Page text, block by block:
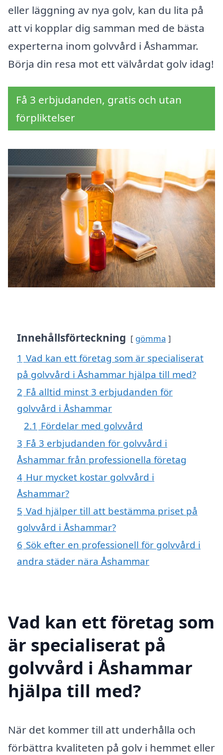
eller läggning av nya golv, kan du lita på
att vi kopplar dig samman med de bästa
experterna inom golvvård i Åshammar.
Börja din resa mot ett välvårdat golv idag!
Få 3 erbjudanden, gratis och utan
förpliktelser
Innehållsförteckning gömma
1 Vad kan ett företag som är specialiserat
på golvvård i Åshammar hjälpa till med?
2 Få alltid minst 3 erbjudanden för
golvvård i Åshammar
2.1 Fördelar med golvvård
3 Få 3 erbjudanden för golvvård i
Åshammar från professionella företag
4 Hur mycket kostar golvvård i
Åshammar?
5 Vad hjälper till att bestämma priset på
golvvård i Åshammar?
6 Sök efter en professionell för golvvård i
andra städer nära Åshammar
Vad kan ett företag som
är specialiserat på
golvvård i Åshammar
hjälpa till med?
När det kommer till att underhålla och
förbättra kvaliteten på golv i hemmet eller